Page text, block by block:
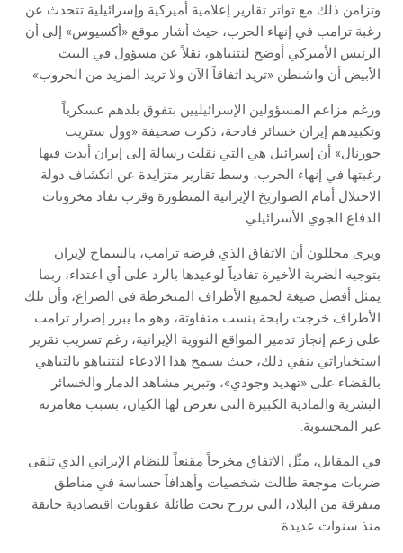
وتزامن ذلك مع تواتر تقارير إعلامية أميركية وإسرائيلية تتحدث عن
رغبة ترامب في إنهاء الحرب، حيث أشار موقع «أكسيوس» إلى أن
الرئيس الأميركي أوضح لنتنياهو، نقلاً عن مسؤول في البيت
الأبيض أن واشنطن «تريد اتفاقاً الآن ولا تريد المزيد من الحروب».
ورغم مزاعم المسؤولين الإسرائيليين بتفوق بلدهم عسكرياً
وتكبيدهم إيران خسائر فادحة، ذكرت صحيفة «وول ستريت
جورنال» أن إسرائيل هي التي نقلت رسالة إلى إيران أبدت فيها
رغبتها في إنهاء الحرب، وسط تقارير متزايدة عن انكشاف دولة
الاحتلال أمام الصواريخ الإيرانية المتطورة وقرب نفاد مخزونات
الدفاع الجوي الأسرائيلي.
ويرى محللون أن الاتفاق الذي فرضه ترامب، بالسماح لإيران
بتوجيه الضربة الأخيرة تفادياً لوعيدها بالرد على أي اعتداء، ربما
يمثل أفضل صيغة لجميع الأطراف المنخرطة في الصراع، وأن تلك
الأطراف خرجت رابحة بنسب متفاوتة، وهو ما يبرر إصرار ترامب
على زعم إنجاز تدمير المواقع النووية الإيرانية، رغم تسريب تقرير
استخباراتي ينفي ذلك، حيث يسمح هذا الادعاء لنتنياهو بالتباهي
بالقضاء على «تهديد وجودي»، وتبرير مشاهد الدمار والخسائر
البشرية والمادية الكبيرة التي تعرض لها الكيان، بسبب مغامرته
غير المحسوبة.
في المقابل، مثّل الاتفاق مخرجاً مقنعاً للنظام الإيراني الذي تلقى
ضربات موجعة طالت شخصيات وأهدافاً حساسة في مناطق
متفرقة من البلاد، التي ترزح تحت طائلة عقوبات اقتصادية خانقة
منذ سنوات عديدة.